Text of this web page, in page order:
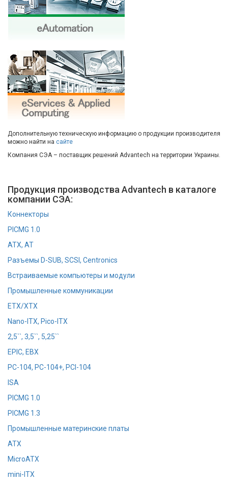
Дополнительную техническую информацию о продукции производителя
можно найти на сайте
Компания СЭА – поставщик решений Advantech на территории Украины.
Продукция производства Advantech в каталоге
компании СЭА:
Коннекторы
PICMG 1.0
ATX, AT
Разъемы D-SUB, SCSI, Centronics
Встраиваемые компьютеры и модули
Промышленные коммуникации
ETX/XTX
Nano-ITX, Pico-ITX
2,5``, 3,5``, 5,25``
EPIC, EBX
PC-104, PC-104+, PCI-104
ISA
PICMG 1.0
PICMG 1.3
Промышленные материнские платы
ATX
MicroATX
mini-ITX